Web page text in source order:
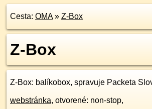
Cesta: OMA» Z-Box
Z-Box
Z-Box: balíkobox, spravuje Packeta
webstránka, otvorené: non-stop,